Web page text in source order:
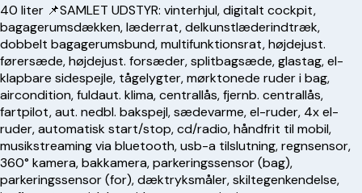
40 liter 📌SAMLET UDSTYR: vinterhjul, digitalt cockpit,
bagagerumsdækken, læderrat, delkunstlæderindtræk,
dobbelt bagagerumsbund, multifunktionsrat, højdejust.
førersæde, højdejust. forsæder, splitbagsæde, glastag, el-
klapbare sidespejle, tågelygter, mørktonede ruder i bag,
aircondition, fuldaut. klima, centrallås, fjernb. centrallås,
fartpilot, aut. nedbl. bakspejl, sædevarme, el-ruder, 4x el-
ruder, automatisk start/stop, cd/radio, håndfrit til mobil,
musikstreaming via bluetooth, usb-a tilslutning, regnsensor,
360° kamera, bakkamera, parkeringssensor (bag),
parkeringssensor (for), dæktryksmåler, skiltegenkendelse,